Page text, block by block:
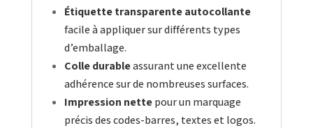
Étiquette transparente autocollante
facile à appliquer sur différents types
d’emballage.
Colle durableassurant une excellente
adhérence sur de nombreuses surfaces.
Impression nettepour un marquage
précis des codes-barres, textes et logos.